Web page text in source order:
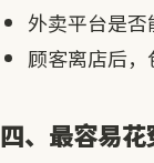
外卖平台是否
顾客离店后，
四、最容易